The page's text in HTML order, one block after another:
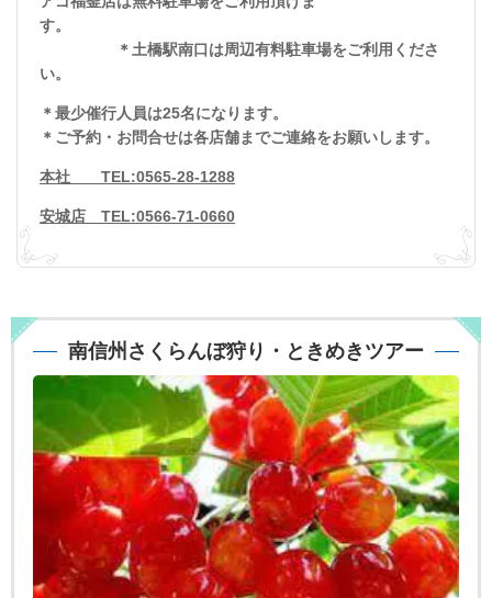
す。
＊土橋駅南口は周辺有料駐車場をご利用くださ
い。
＊最少催行人員は25名になります。
＊ご予約・お問合せは各店舗までご連絡をお願いします。
本社 TEL:0565-28-1288
安城店 TEL:0566-71-0660
南信州さくらんぼ狩り・ときめきツアー